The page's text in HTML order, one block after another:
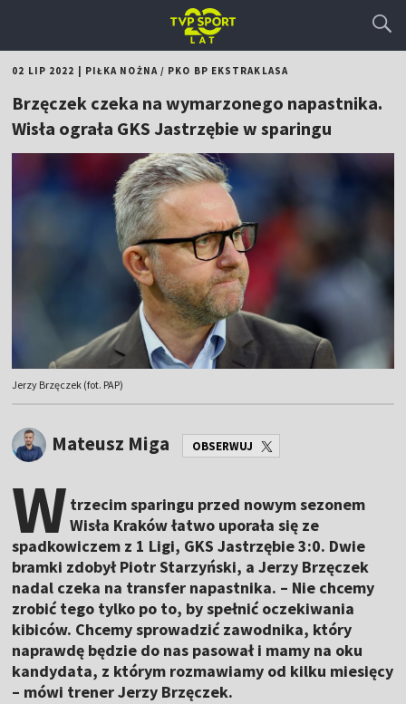
02 LIP 2022 PIŁKA NOŻNA/ PKO BP EKSTRAKLASA
Brzęczek czeka na wymarzonego napastnika.
Wisła ograła GKS Jastrzębie w sparingu
Jerzy Brzęczek (fot. PAP)
Mateusz Miga OBSERWUJ
W trzecim sparingu przed nowym sezonem
Wisła Kraków łatwo uporała się ze
spadkowiczem z 1 Ligi, GKS Jastrzębie 3:0. Dwie
bramki zdobył Piotr Starzyński, a Jerzy Brzęczek
nadal czeka na transfer napastnika. – Nie chcemy
zrobić tego tylko po to, by spełnić oczekiwania
kibiców. Chcemy sprowadzić zawodnika, który
naprawdę będzie do nas pasował i mamy na oku
kandydata, z którym rozmawiamy od kilku miesięcy
– mówi trener Jerzy Brzęczek.